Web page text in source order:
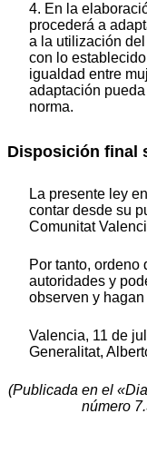
4. En la
procederá a
a la utilización
con lo
igualdad entre
adaptación
norma.
Disposición final
La presente ley
contar desde su
Comunitat
Por tanto, ordeno
autoridades y
observen y
Valencia, 11 de
Generalitat,
(Publicada en el
número